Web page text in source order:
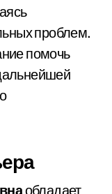
проблем.
помочь
обладает